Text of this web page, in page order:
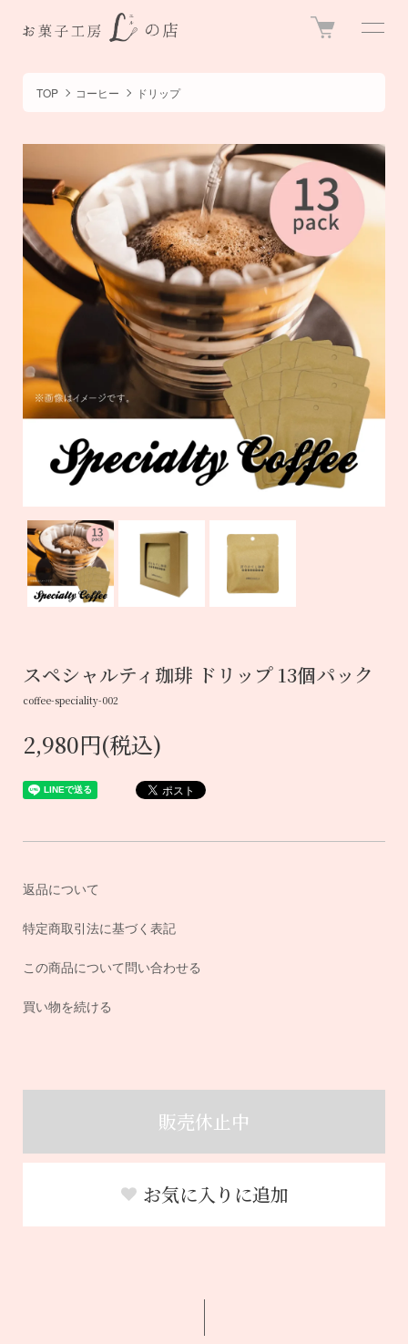
TOP コーヒー ドリップ
スペシャルティ珈琲 ドリップ 13個パック
coffee-speciality-002
2,980円(税込)
返品について
特定商取引法に基づく表記
この商品について問い合わせる
買い物を続ける
販売休止中
お気に入りに追加